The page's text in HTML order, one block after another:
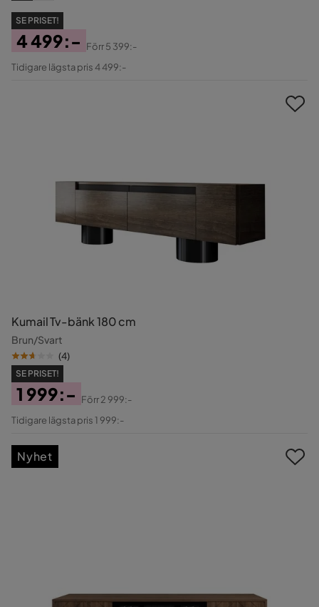
SE PRISET!
Pris
4 499:-
Original
Förr5 399:-
Tidigare lägsta pris 4 499:-
Kumail Tv-bänk 180 cm
Brun/Svart
(4)
SE PRISET!
Pris
1 999:-
Original
Förr2 999:-
Tidigare lägsta pris 1 999:-
Nyhet